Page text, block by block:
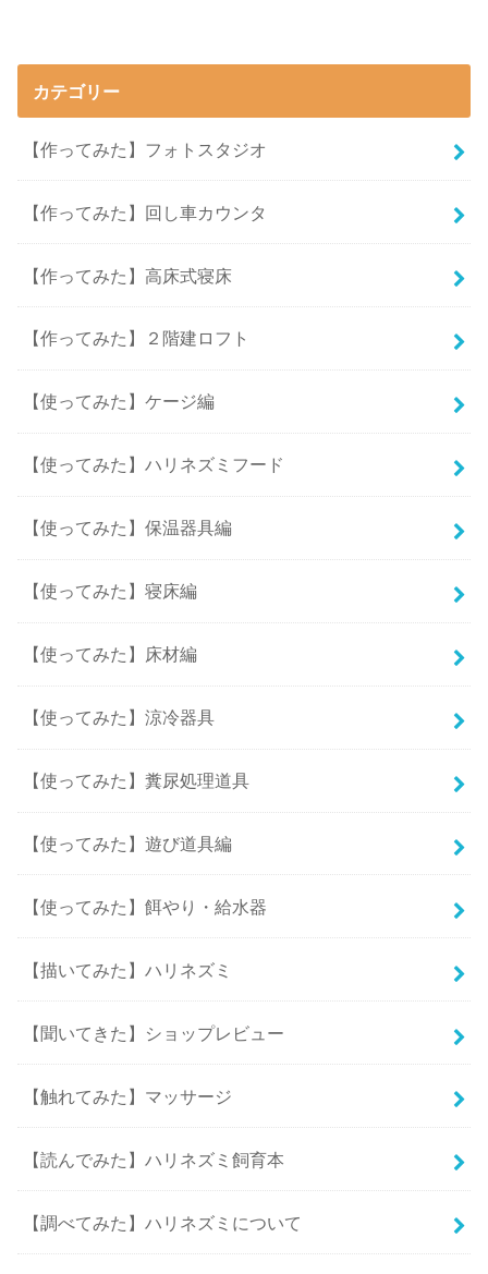
カテゴリー
【作ってみた】フォトスタジオ
【作ってみた】回し車カウンタ
【作ってみた】高床式寝床
【作ってみた】２階建ロフト
【使ってみた】ケージ編
【使ってみた】ハリネズミフード
【使ってみた】保温器具編
【使ってみた】寝床編
【使ってみた】床材編
【使ってみた】涼冷器具
【使ってみた】糞尿処理道具
【使ってみた】遊び道具編
【使ってみた】餌やり・給水器
【描いてみた】ハリネズミ
【聞いてきた】ショップレビュー
【触れてみた】マッサージ
【読んでみた】ハリネズミ飼育本
【調べてみた】ハリネズミについて